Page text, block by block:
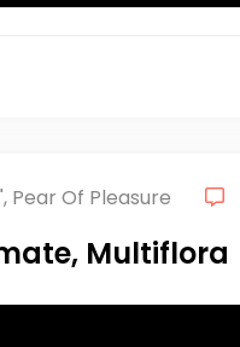
, Pear Of Pleasure
Multiflora